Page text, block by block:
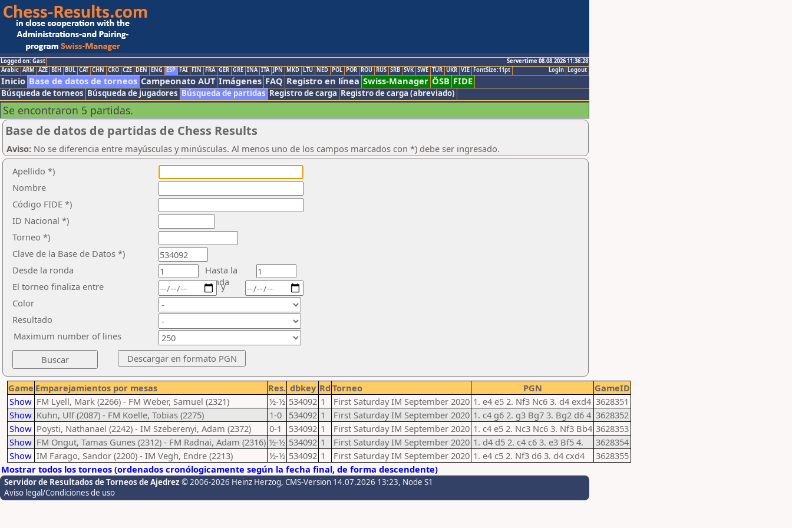
Logged on: Gast
Servertime 08.08.2026 11:36:28
Logout
Login
Arabic ARM AZE BIH BUL CAT CHN CRO CZE DEN ENG ESP FAI FIN FRA GER GRE INA ITA JPN MKD LTU NED POL POR ROU RUS SRB SVK SWE TUR UKR VIE FontSize:11pt
Inicio Base de datos de torneos Campeonato AUT Imágenes FAQ Registro en línea Swiss-Manager ÖSB FIDE
Búsqueda de torneos Búsqueda de jugadores Búsqueda de partidas Registro de carga Registro de carga (abreviado)
Se encontraron 5 partidas.
Base de datos de partidas de Chess Results
Aviso: No se diferencia entre mayúsculas y minúsculas. Al menos uno de los campos marcados con *) debe ser ingresado.
Apellido *)
Nombre
Código FIDE *)
ID Nacional *)
Torneo *)
Clave de la Base de Datos *)
Desde la ronda
Hasta la
ronda
El torneo finaliza entre
Color
Resultado
y
Maximum number of lines
Game Emparejamientos por mesas Res. dbkey Rd Torneo PGN
GameID
Show FM Lyell, Mark (2266) - FM Weber, Samuel (2321) ½-½ 534092 1 First Saturday IM September 2020 1. e4 e5 2. Nf3 Nc6 3. d4 exd4 3628351
Show Kuhn, Ulf (2087) - FM Koelle, Tobias (2275) 1-0 534092 1 First Saturday IM September 2020 1. c4 g6 2. g3 Bg7 3. Bg2 d6 4 3628352
Show Poysti, Nathanael (2242) - IM Szeberenyi, Adam (2372) 0-1 534092 1 First Saturday IM September 2020 1. c4 e5 2. Nc3 Nc6 3. Nf3 Bb4 3628353
Show FM Ongut, Tamas Gunes (2312) - FM Radnai, Adam (2316) ½-½ 534092 1 First Saturday IM September 2020 1. d4 d5 2. c4 c6 3. e3 Bf5 4.
3628354
Show IM Farago, Sandor (2200) - IM Vegh, Endre (2213) ½-½ 534092 1 First Saturday IM September 2020 1. e4 c5 2. Nf3 d6 3. d4 cxd4
3628355
Mostrar todos los torneos (ordenados cronólogicamente según la fecha final, de forma descendente)
Servidor de Resultados de Torneos de Ajedrez © 2006-2026 Heinz Herzog, CMS-Version 14.07.2026 13:23, Node S1
Aviso legal/Condiciones de uso